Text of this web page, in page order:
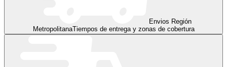
Envios Región
MetropolitanaTiempos de entrega y zonas de cobertura